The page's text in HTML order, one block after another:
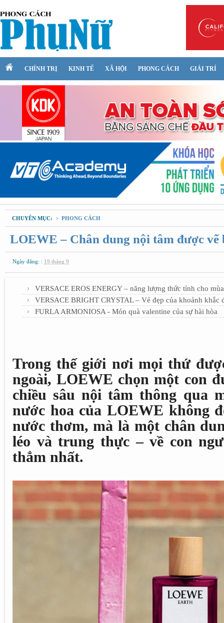
CHÍNH TRỊ KINH TẾ XÃ HỘI PHONG CÁCH GIẢI TRÍ
CHUYÊN MỤC: PHONG CÁCH
LOEWE – Chân dung nội tâm được vẽ
Ngày đăng: : 19 tháng 9
VERSACE EROS ENERGY – năng lượng thức tỉnh cho
VERSACE BRIGHT CRYSTAL – Vẻ đẹp của khoảnh khắc
FURLA ARMONIOSA - Món quà valentine của sự hài hòa
Trong thế giới nơi mọi thứ
ngoài, LOEWE chọn một con
chiều sâu nội tâm thông qua
nước hoa của LOEWE không
nước thơm, mà là một chân
léo và trung thực – về con
thẳm nhất.